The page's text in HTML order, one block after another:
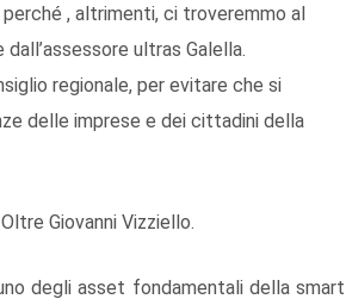
, altrimenti, ci troveremmo al
ultras Galella.
regionale, per evitare che si
delle imprese e dei cittadini della
Giovanni Vizziello.
degli asset fondamentali della smart